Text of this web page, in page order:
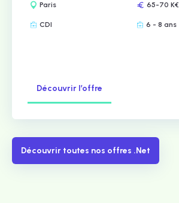
Paris 65-70 K€
CDI 6 - 8 ans
Découvrir l’offre
Découvrir toutes nos offres .Net